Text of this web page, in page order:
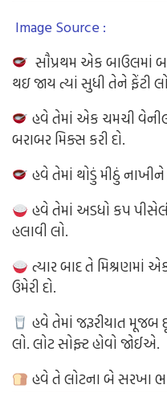
Image Source :
સૌપ્રથમ એક બાઉલમાં
થઇ જાય ત્યાં સુધી તેને ફેંટી
હવે તેમાં એક ચમચી
બરાબર મિક્સ કરી દો.
હવે તેમાં થોડું મીઠું
હવે તેમાં અડધો કપ
હલાવી લો.
ત્યાર બાદ તે
ઉમેરી દો.
હવે તેમાં જરૂરીયાત
લો. લોટ સોફ્ટ હોવો જોઈએ.
હવે તે લોટના બે સરખા